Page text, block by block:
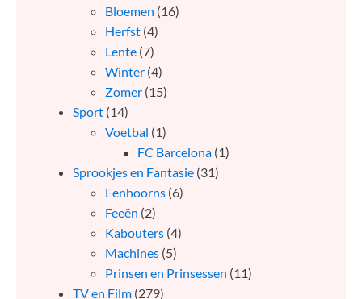
Bloemen (16)
Herfst (4)
Lente (7)
Winter (4)
Zomer (15)
Sport (14)
Voetbal (1)
FC Barcelona (1)
Sprookjes en Fantasie (31)
Eenhoorns (6)
Feeën (2)
Kabouters (4)
Machines (5)
Prinsen en Prinsessen (11)
TV en Film (279)